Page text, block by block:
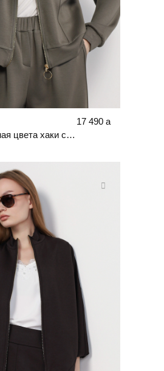
Куртка трикотажная цвета хаки с накладными карманами
17 490 a